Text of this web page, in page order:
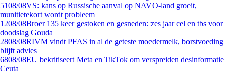
5108/08VS: kans op Russische aanval op NAVO-land groeit,
munitietekort wordt probleem
1208/08Broer 135 keer gestoken en gesneden: zes jaar cel en tbs voor
doodslag Gouda
2808/08RIVM vindt PFAS in al de geteste moedermelk, borstvoeding
blijft advies
6808/08EU bekritiseert Meta en TikTok om verspreiden desinformatie
Ceuta